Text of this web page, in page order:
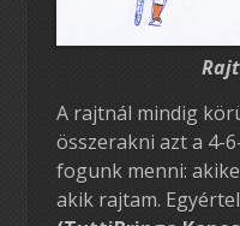
A rajtnál mindig
összerakni azt a 4-
fogunk menni:
akik rajtam.